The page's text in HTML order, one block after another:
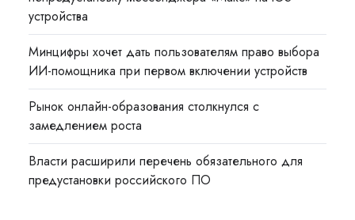
устройства
Минцифры хочет дать пользователям право выбора
ИИ-помощника при первом включении устройств
Рынок онлайн-образования столкнулся с
замедлением роста
Власти расширили перечень обязательного для
предустановки российского ПО